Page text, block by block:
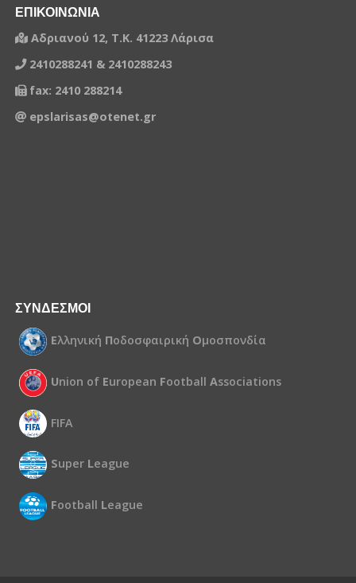
ΕΠΙΚΟΙΝΩΝΙΑ
Αδριανού 12, Τ.Κ. 41223 Λάρισα
2410288241 & 2410288243
fax: 2410 288214
epslarisas@otenet.gr
ΣΥΝΔΕΣΜΟΙ
Ελληνική Ποδοσφαιρική Ομοσπονδία
Union of European Football Associations
FIFA
Super League
Football League